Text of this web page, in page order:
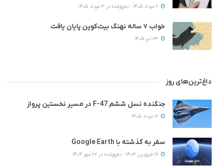
خواب ۷ ساله نهنگ بیت‌کوین پایان یافت
داغ‌ترین‌های روز
جنگنده نسل ششم F-47 در مسیر نخستین پرواز
سفر به گذشته با Google Earth